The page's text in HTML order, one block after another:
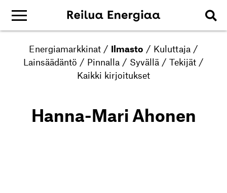
Energiamarkkinat / Ilmasto / Kuluttaja /
Lainsäädäntö / Pinnalla / Syvällä / Tekijät /
Kaikki kirjoitukset
Hanna-Mari Ahonen